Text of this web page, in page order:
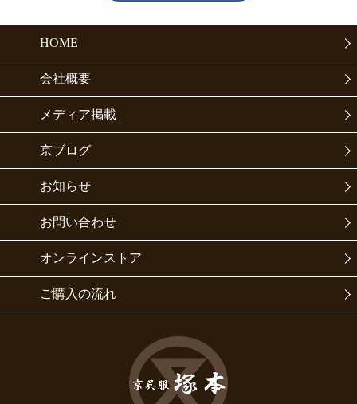
HOME
会社概要
メディア掲載
京ブログ
お知らせ
お問い合わせ
オンラインストア
ご購入の流れ